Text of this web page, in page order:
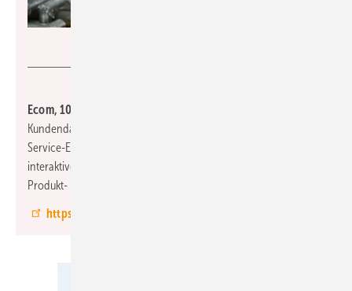
Ecom, 10.2-A49:
Kundendaten, Geräteinformationen wie Geräte-Tracking und
Service-Erinnerungen auf einer Informationsplattform. Eine
interaktive Messewand bietet die Möglichkeit, intelligente
Produkt- und Service-Features von Ecom live zu erleben.
https://www.ecom.de/messen/